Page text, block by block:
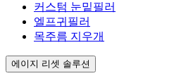
커스텀 눈밑필러
엘프귀필러
목주름 지우개
에이지 리셋 솔루션